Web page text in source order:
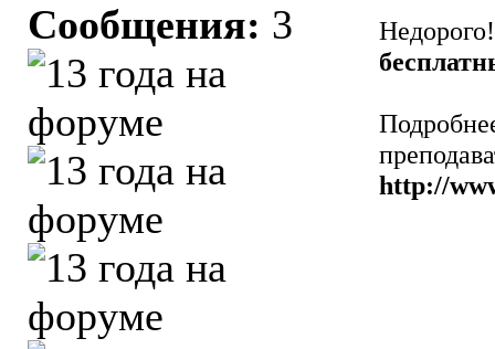
Сообщения: 3
http://